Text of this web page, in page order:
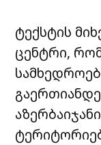
ტექსტის
ცენტრი,